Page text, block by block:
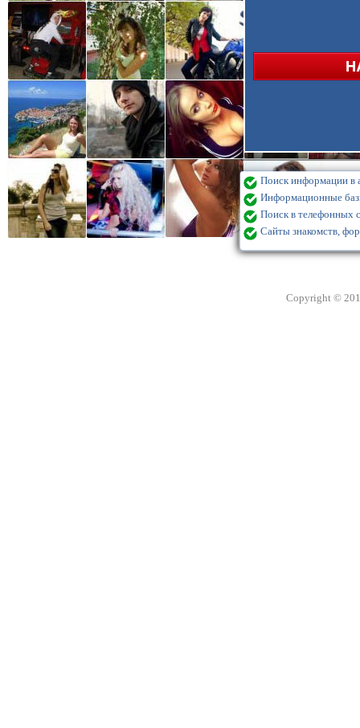
Поиск информации в
Информационные
Поиск в телефонных
Сайты знакомств,
Copyright ©